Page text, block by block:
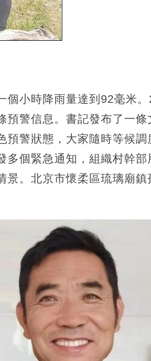
個小時降雨量達到92毫米
警信息。書記發布了一條
警狀態，大家隨時等候
個緊急通知，組織村幹部
。北京市懷柔區琉璃廟鎮